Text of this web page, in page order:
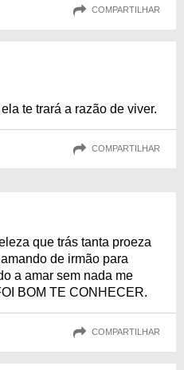
COMPARTILHAR
te trará a razão de viver.
COMPARTILHAR
que trás tanta proeza
de irmão para
a amar sem nada me
BOM TE CONHECER.
COMPARTILHAR